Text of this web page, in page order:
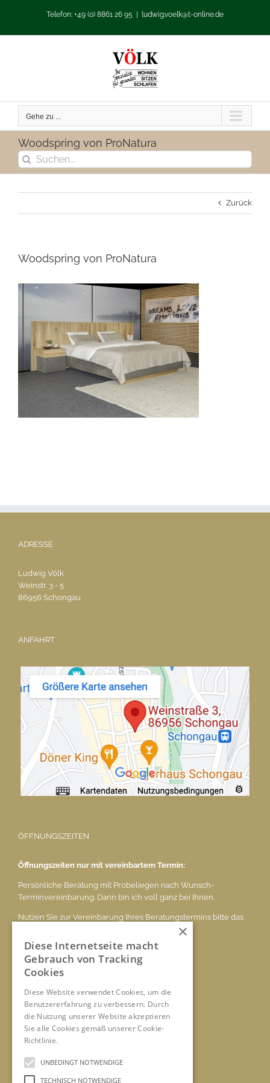
Telefon: +49 (0) 8861 26 95 ludwig.voelk@t-online.de
Gehe zu ...
Woodspring von ProNatura
Suche
nach:
Zurück
Woodspring von ProNatura
ADRESSE
Ludwig Völk
Weinstr. 3 - 5
86956 Schongau
ANFAHRT
ÖFFNUNGSZEITEN
Öffnungszeiten nur mit vereinbartem Termin:
Persönliche Beratung mit Probeliegen nach Wunsch-
Terminvereinbarung. Dann bin ich voll ganz bei Ihnen.
Nutzen Sie zur Vereinbarung Ihres Beratungstermins bitte das
oder das Mobil-Tel. 0171 506 4595
Tel.: 0171 506 4595
E-Mail:ludwig.voelk@t-online.de
www.pronatura-voelk.de
TERMIN VEREINBAREN
×
Diese Internetseite macht
Gebrauch von Tracking
Cookies
Diese Website verwendet Cookies, um die
Benutzererfahrung zu verbessern. Durch
die Nutzung unserer Website akzeptieren
Sie alle Cookies gemäß unserer Cookie-
Richtlinie.
UNBEDINGT NOTWENDIGE
TECHNISCH NOTWENDIGE